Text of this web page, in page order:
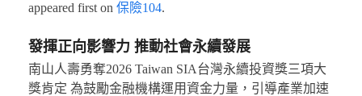
appeared first on 保險104.
發揮正向影響力 推動社會永續發展
南山人壽勇奪2026 Taiwan SIA台灣永續投資獎三項大
獎肯定 為鼓勵金融機構運用資金力量，引導產業加速